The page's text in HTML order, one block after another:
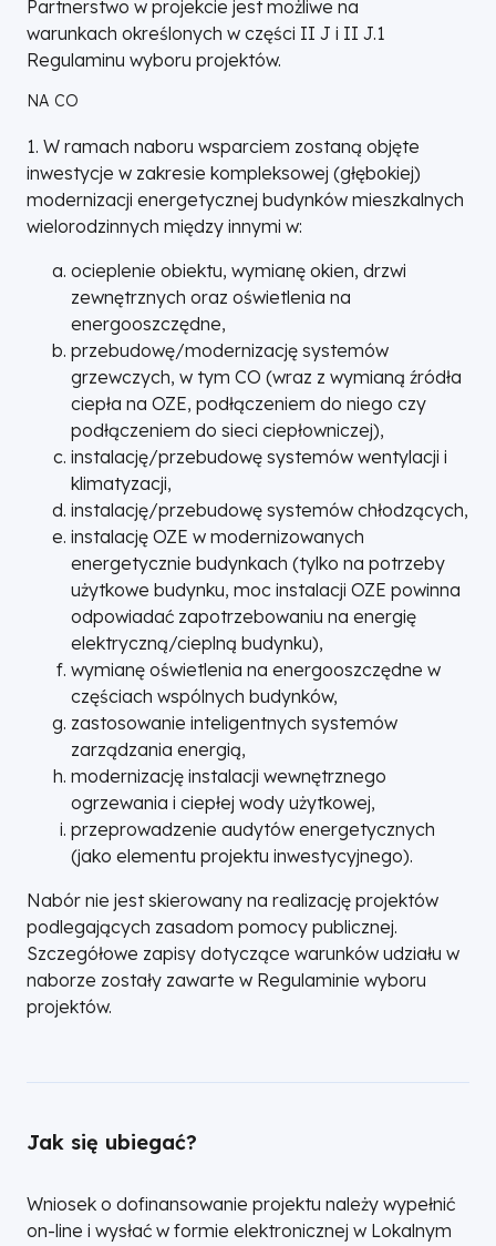
Partnerstwo w projekcie jest możliwe na
warunkach określonych w części II J i II J.1
Regulaminu wyboru projektów.
NA CO
1. W ramach naboru wsparciem zostaną objęte
inwestycje w zakresie kompleksowej (głębokiej)
modernizacji energetycznej budynków mieszkalnych
wielorodzinnych między innymi w:
ocieplenie obiektu, wymianę okien, drzwi
zewnętrznych oraz oświetlenia na
energooszczędne,
przebudowę/modernizację systemów
grzewczych, w tym CO (wraz z wymianą źródła
ciepła na OZE, podłączeniem do niego czy
podłączeniem do sieci ciepłowniczej),
instalację/przebudowę systemów wentylacji i
klimatyzacji,
instalację/przebudowę systemów chłodzących,
instalację OZE w modernizowanych
energetycznie budynkach (tylko na potrzeby
użytkowe budynku, moc instalacji OZE powinna
odpowiadać zapotrzebowaniu na energię
elektryczną/cieplną budynku),
wymianę oświetlenia na energooszczędne w
częściach wspólnych budynków,
zastosowanie inteligentnych systemów
zarządzania energią,
modernizację instalacji wewnętrznego
ogrzewania i ciepłej wody użytkowej,
przeprowadzenie audytów energetycznych
(jako elementu projektu inwestycyjnego).
Nabór nie jest skierowany na realizację projektów
podlegających zasadom pomocy publicznej.
Szczegółowe zapisy dotyczące warunków udziału w
naborze zostały zawarte w Regulaminie wyboru
projektów.
Jak się ubiegać?
Wniosek o dofinansowanie projektu należy wypełnić
on-line i wysłać w formie elektronicznej w Lokalnym